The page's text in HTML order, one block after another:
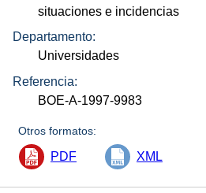
situaciones e incidencias
Departamento:
Universidades
Referencia:
BOE-A-1997-9983
Otros formatos:
PDF XML